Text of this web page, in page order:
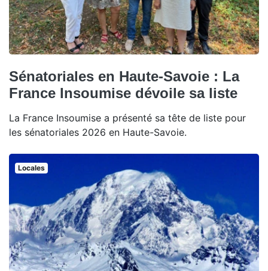
Sénatoriales en Haute-Savoie : La
France Insoumise dévoile sa liste
La France Insoumise a présenté sa tête de liste pour
les sénatoriales 2026 en Haute-Savoie.
Locales